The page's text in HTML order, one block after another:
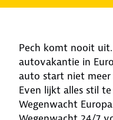
Pech komt nooit
autovakantie in
auto start niet
Even lijkt alles stil
Wegenwacht